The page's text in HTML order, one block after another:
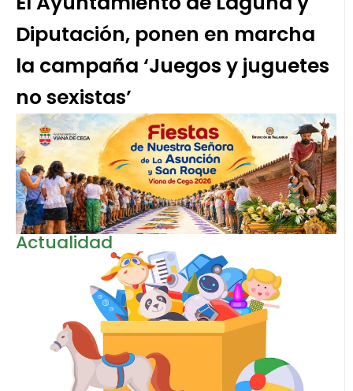
Diputación, ponen en marcha
la campaña ‘Juegos y juguetes
no sexistas’
Actualidad